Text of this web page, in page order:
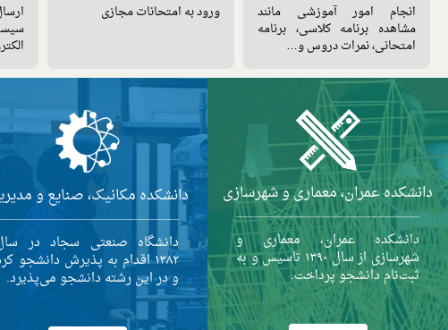
انجام امور آموزشی مانند
مشاهده برنامه کلاسی، برنامه
امتحانی، نمرات دروس و…
ورود به امتحانات مجازی
دانشکده عمران، معماری و شهرسازی
دانشکده عمران، معماری و
شهرسازی از سال ۱۳۹۰ تاسیس و به
ثبت‌نام دانشجو پرداخت.
دانشکده مکانیک، صنایع و
دانشگاه صنعتی سجاد در
۱۳۸۲ اقدام به پذیرش دانشجو
و در این رشته دانشجو می‌پذیرد.